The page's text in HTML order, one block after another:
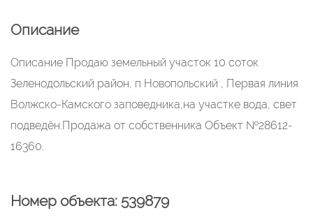
Описание
Описание Продаю земельный участок 10 соток
Зеленодольский район, п Новопольский , Первая линия
Волжско-Камского заповедника,на участке вода, свет
подведён.Продажа от собственника Объект №28612-
16360.
Номер объекта: 539879